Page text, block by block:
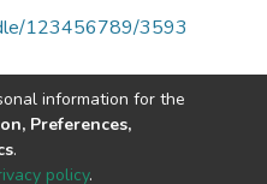
123456789/3593
information for the
Preferences,
.
policy.